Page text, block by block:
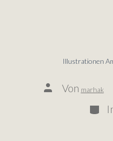
Illustrationen
Von marhak